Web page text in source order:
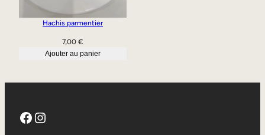
Hachis parmentier
7,00 €
Ajouter au panier
Facebook Instagram